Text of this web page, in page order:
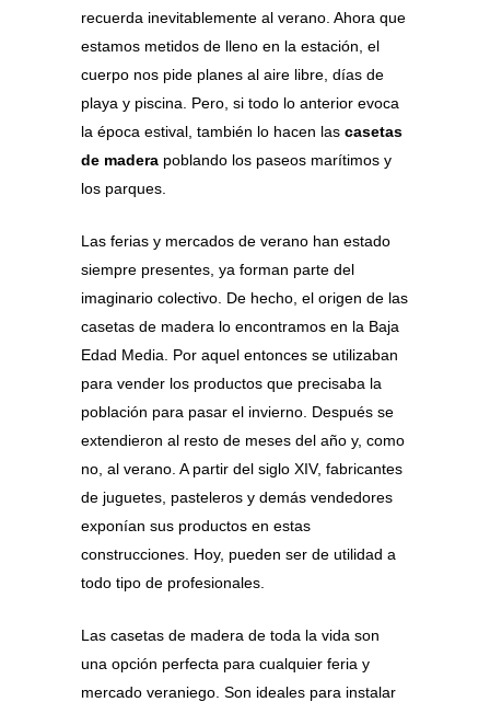
recuerda inevitablemente al verano. Ahora que
estamos metidos de lleno en la estación, el
cuerpo nos pide planes al aire libre, días de
playa y piscina. Pero, si todo lo anterior evoca
la época estival, también lo hacen las casetas
de madera poblando los paseos marítimos y
los parques.
Las ferias y mercados de verano han estado
siempre presentes, ya forman parte del
imaginario colectivo. De hecho, el origen de las
casetas de madera lo encontramos en la Baja
Edad Media. Por aquel entonces se utilizaban
para vender los productos que precisaba la
población para pasar el invierno. Después se
extendieron al resto de meses del año y, como
no, al verano. A partir del siglo XIV, fabricantes
de juguetes, pasteleros y demás vendedores
exponían sus productos en estas
construcciones. Hoy, pueden ser de utilidad a
todo tipo de profesionales.
Las casetas de madera de toda la vida son
una opción perfecta para cualquier feria y
mercado veraniego. Son ideales para instalar